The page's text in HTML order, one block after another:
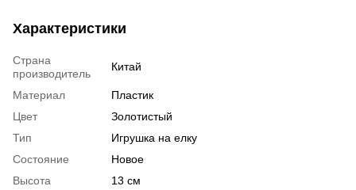
Характеристики
Страна
производитель
Китай
Материал
Пластик
Цвет
Золотистый
Тип
Игрушка на елку
Состояние
Новое
Высота
13 см